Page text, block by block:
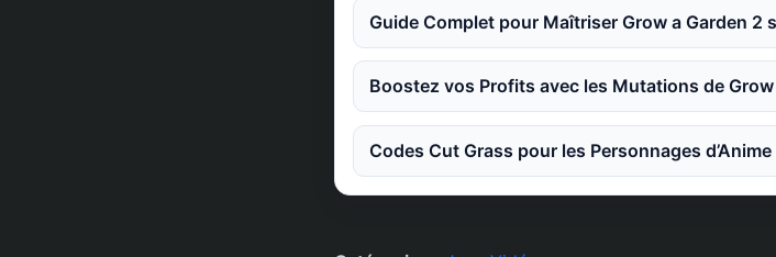
Guide Complet pour Maîtriser Grow a Garden 2
Boostez vos Profits avec les Mutations de Grow
Codes Cut Grass pour les Personnages